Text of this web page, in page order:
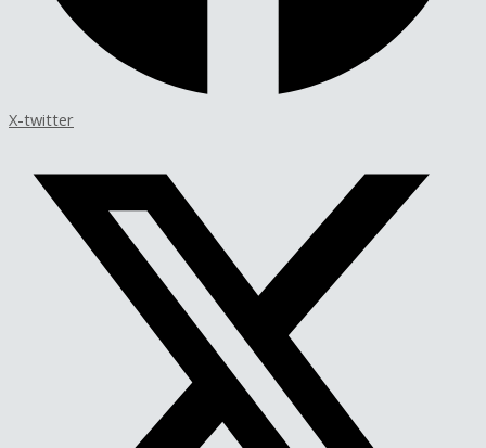
X-twitter